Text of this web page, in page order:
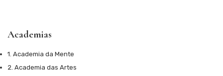
Academias
1. Academia da Mente
2. Academia das Artes